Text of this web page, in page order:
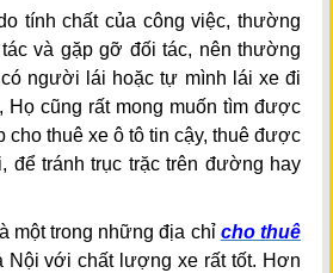
tính chất của công việc, thường
và gặp gỡ đối tác, nên thường
người lái hoặc tự mình lái xe đi
Họ cũng rất mong muốn tìm được
cho thuê xe ô tô tin cậy, thuê được
để tránh trục trặc trên đường hay
một trong những địa chỉ cho thuê
Nội với chất lượng xe rất tốt. Hơn